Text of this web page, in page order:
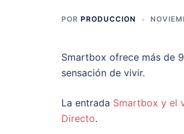
POR PRODUCCION
Smartbox ofrece más de
sensación de vivir.
La entrada Smartbox y el
Directo.